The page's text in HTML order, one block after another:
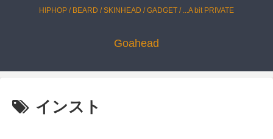
HIPHOP / BEARD / SKINHEAD / GADGET / ...A bit PRIVATE
Goahead
インスト